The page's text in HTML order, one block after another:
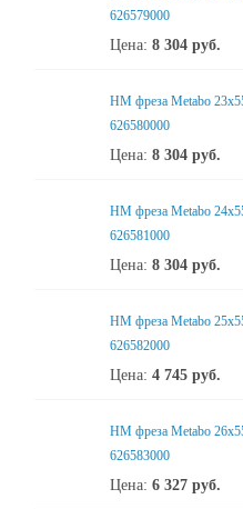
626579000
Цена: 8 304 руб.
HM фреза Metabo
626580000
Цена: 8 304 руб.
HM фреза Metabo
626581000
Цена: 8 304 руб.
HM фреза Metabo
626582000
Цена: 4 745 руб.
HM фреза Metabo
626583000
Цена: 6 327 руб.